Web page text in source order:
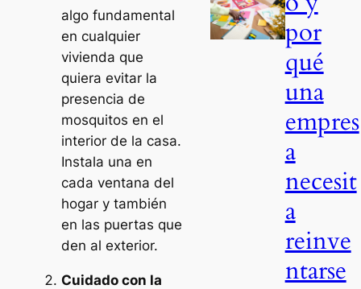
algo fundamental
en cualquier
vivienda que
quiera evitar la
presencia de
mosquitos en el
interior de la casa.
Instala una en
cada ventana del
hogar y también
en las puertas que
den al exterior.
Cuidado con la
por
qué
una
empres
a
necesit
a
reinve
ntarse